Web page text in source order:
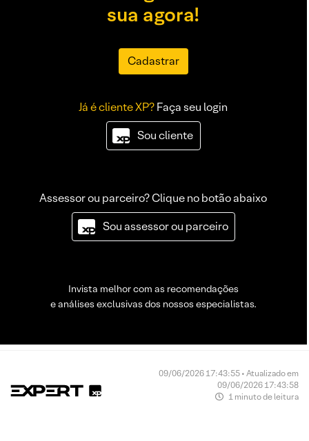
sua agora!
Cadastrar
Já é cliente XP?Faça seu login
Sou cliente
Assessor ou parceiro? Clique no botão abaixo
Sou assessor ou parceiro
Invista melhor com as recomendações
e análises exclusivas dos nossos especialistas.
09/06/2026 17:43:55 • Atualizado em
09/06/2026 17:43:58
1 minuto de leitura